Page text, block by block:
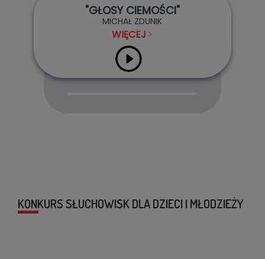
"GŁOSY CIEMOŚCI"
MICHAŁ ZDUNIK
WIĘCEJ
Audio
KONKURS SŁUCHOWISK DLA DZIECI I MŁODZIEŻY